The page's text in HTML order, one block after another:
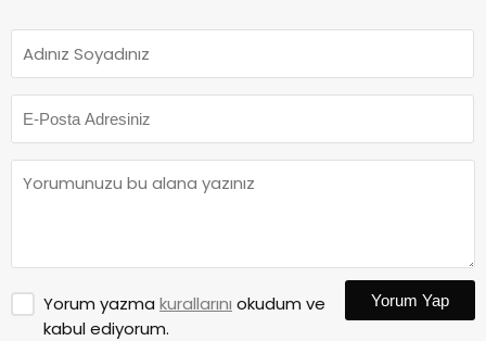
Yorum yazma kurallarını okudum ve
kabul ediyorum.
Yorum Yap